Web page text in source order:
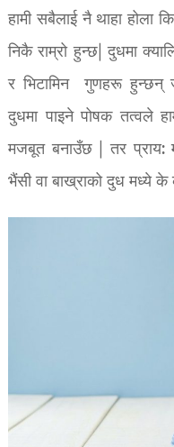
हामी सबैलाई नै थाहा होला
निकै राम्रो हुन्छ| दुधमा
र भिटामिन गुणहरू हुन्छन्
दुधमा पाइने पोषक तत्वले
मजबूत बनाउँछ | तर प्राय:
भैंसी वा बाख्राको दुध मध्ये के